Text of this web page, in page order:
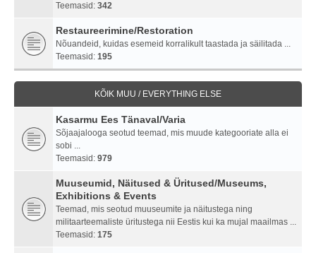
Teemasid: 342
Restaureerimine/Restoration
Nõuandeid, kuidas esemeid korralikult taastada ja säilitada ...
Teemasid: 195
KÕIK MUU / EVERYTHING ELSE
Kasarmu Ees Tänaval/Varia
Sõjaajalooga seotud teemad, mis muude kategooriate alla ei
sobi ...
Teemasid: 979
Muuseumid, Näitused & Üritused/Museums,
Exhibitions & Events
Teemad, mis seotud muuseumite ja näitustega ning
militaarteemaliste üritustega nii Eestis kui ka mujal maailmas ...
Teemasid: 175